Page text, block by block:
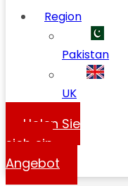
Region
Pakistan
UK
Holen Sie
sich ein
Angebot